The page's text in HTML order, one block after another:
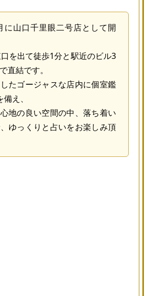
に山口千里眼二号店として開
口を出て徒歩1分と駅近のビル3
直結です。
たゴージャスな店内に個室鑑
え、
地の良い空間の中、落ち着い
ゆっくりと占いをお楽しみ頂